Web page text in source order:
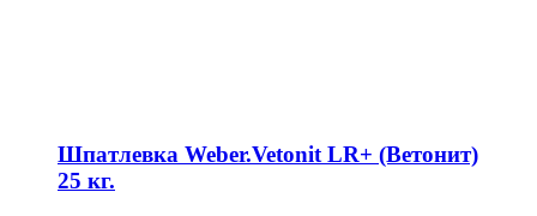
Шпатлевка Weber.Vetonit LR+ (Ветонит)
25 кг.